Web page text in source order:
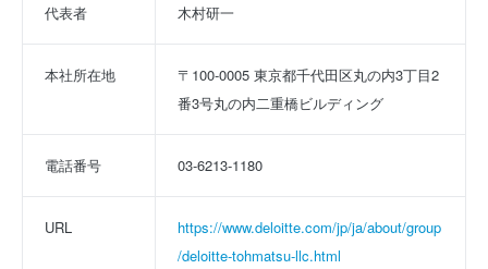
代表者 木村研一
本社所在地
〒100-0005 東京都千代田区丸の内3丁目2
番3号丸の内二重橋ビルディング
電話番号 03-6213-1180
URL
https://www.deloitte.com/jp/ja/about/group
/deloitte-tohmatsu-llc.html